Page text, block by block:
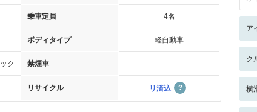
乗車定員 4名
ボディタイプ 軽自動車
ク 禁煙車 -
リサイクル リ済込
ア
ク
横